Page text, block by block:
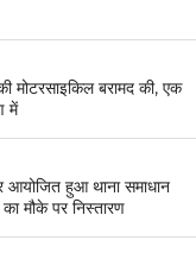
मोटरसाइकिल बरामद की, एक
में
आयोजित हुआ थाना समाधान
मौके पर निस्तारण